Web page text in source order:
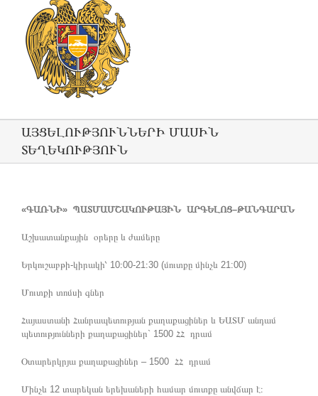
ԱՅՑԵԼՈՒԹՅՈՒՆՆԵՐԻ ՄԱՍԻՆ
ՏԵՂԵԿՈՒԹՅՈՒՆ
«ԳԱՌՆԻ» ՊԱՏՄԱՄՇԱԿՈՒԹԱՅԻՆ ԱՐԳԵԼՈՑ–ԹԱՆԳԱՐԱՆ
Աշխատանքային օրերը և ժամերը
Երկուշաբթի-կիրակի՝ 10։00-21։30 (մուտքը մինչև 21:00)
Մուտքի տոմսի գներ
Հայաստանի Հանրապետության քաղաքացիներ և ԵԱՏՄ անդամ
պետությունների քաղաքացիներ` 1500 ՀՀ դրամ
Օտարերկրյա քաղաքացիներ – 1500 ՀՀ դրամ
Մինչև 12 տարեկան երեխաների համար մուտքը անվճար է։